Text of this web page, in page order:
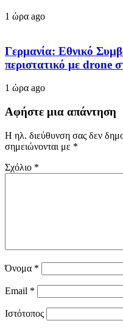
1 ώρα ago
Γερμανία: Εθνικό
περιστατικό με drone
1 ώρα ago
Αφήστε μια απάντηση
Η ηλ. διεύθυνση σας δεν
σημειώνονται με *
Σχόλιο *
Όνομα *
Email *
Ιστότοπος